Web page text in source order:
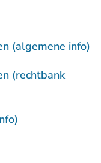
(algemene info)
(rechtbank